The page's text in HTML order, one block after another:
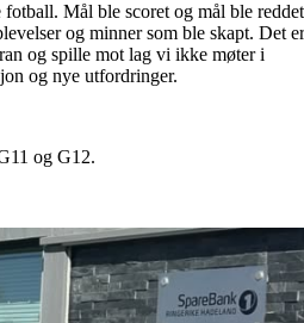
Mål ble scoret og mål ble reddet
og minner som ble skapt. Det er
og spille mot lag vi ikke møter i
og nye utfordringer.
og G12.